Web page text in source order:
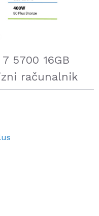
5700 16GB
računalnik